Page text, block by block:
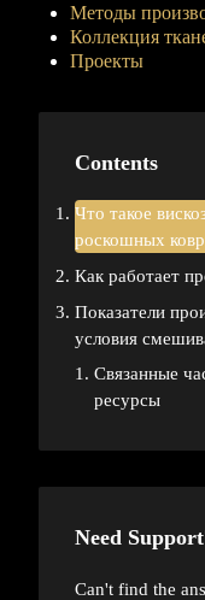
Методы
Коллекция
Проекты
Contents
Что такое
роскошных
Как работает
Показатели
условия
Связанные
ресурсы
Need
Can't find the